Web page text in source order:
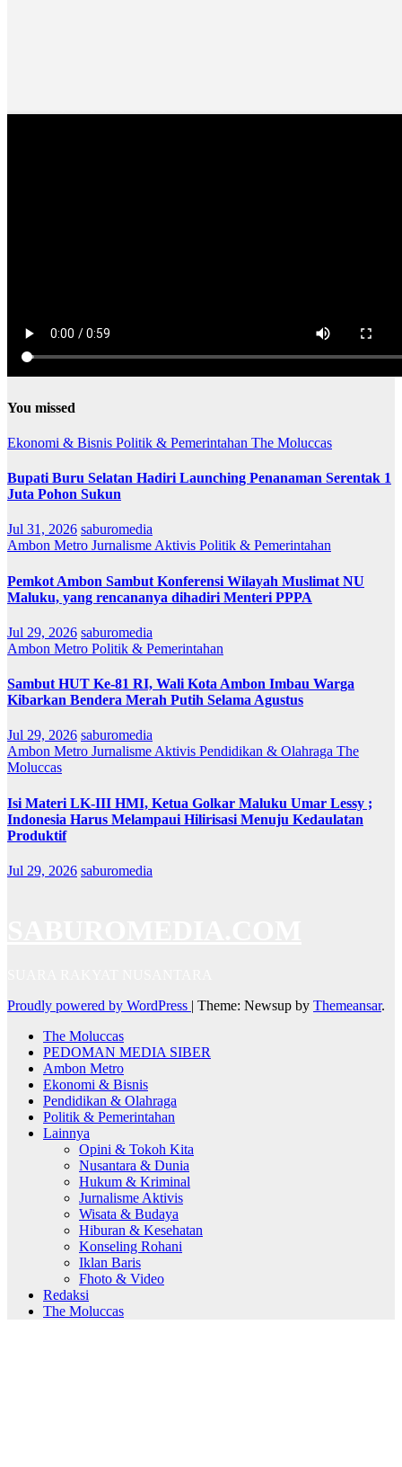
You missed
Ekonomi & Bisnis Politik & Pemerintahan The Moluccas
Bupati Buru Selatan Hadiri Launching Penanaman Serentak 1
Juta Pohon Sukun
Jul 31, 2026 saburomedia
Ambon Metro Jurnalisme Aktivis Politik & Pemerintahan
Pemkot Ambon Sambut Konferensi Wilayah Muslimat NU
Maluku, yang rencananya dihadiri Menteri PPPA
Jul 29, 2026 saburomedia
Ambon Metro Politik & Pemerintahan
Sambut HUT Ke-81 RI, Wali Kota Ambon Imbau Warga
Kibarkan Bendera Merah Putih Selama Agustus
Jul 29, 2026 saburomedia
Ambon Metro Jurnalisme Aktivis Pendidikan & Olahraga The
Moluccas
Isi Materi LK-III HMI, Ketua Golkar Maluku Umar Lessy ;
Indonesia Harus Melampaui Hilirisasi Menuju Kedaulatan
Produktif
Jul 29, 2026 saburomedia
Proudly powered by WordPress | Theme: Newsup by Themeansar.
The Moluccas
PEDOMAN MEDIA SIBER
Ambon Metro
Ekonomi & Bisnis
Pendidikan & Olahraga
Politik & Pemerintahan
Lainnya
Opini & Tokoh Kita
Nusantara & Dunia
Hukum & Kriminal
Jurnalisme Aktivis
Wisata & Budaya
Hiburan & Kesehatan
Konseling Rohani
Iklan Baris
Fhoto & Video
Redaksi
The Moluccas